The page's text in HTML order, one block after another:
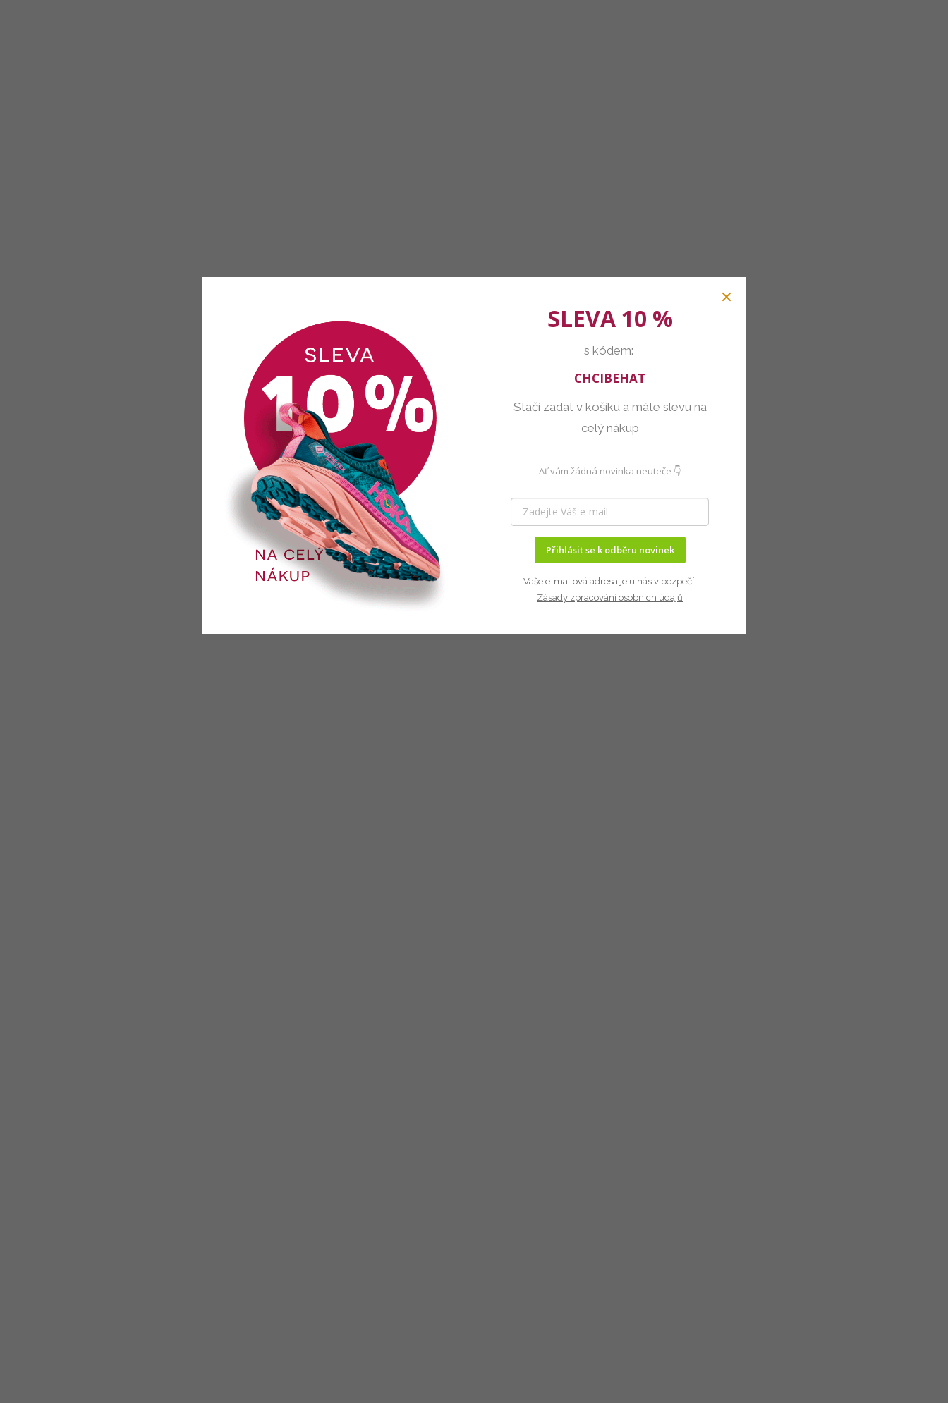
SLEVA 10 %
s kódem:
CHCIBEHAT
Stačí zadat v košíku a máte slevu na
celý nákup
Ať vám žádná novinka neuteče 👇
Přihlásit se k odběru novinek
Vaše e-mailová adresa je u nás v bezpečí.
Zásady zpracování osobních údajů